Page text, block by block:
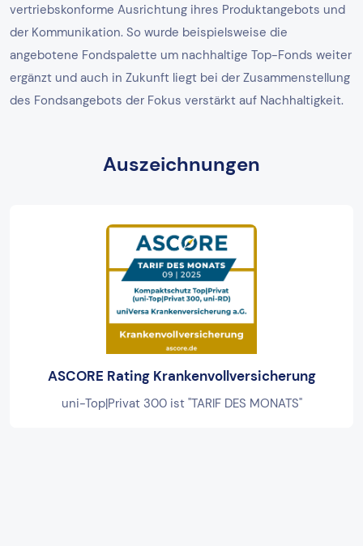
vertriebskonforme Ausrichtung ihres Produktangebots und
der Kommunikation. So wurde beispielsweise die
angebotene Fondspalette um nachhaltige Top-Fonds weiter
ergänzt und auch in Zukunft liegt bei der Zusammenstellung
des Fondsangebots der Fokus verstärkt auf Nachhaltigkeit.
Auszeichnungen
ASCORE Rating Krankenvollversicherung
uni-Top|Privat 300 ist "TARIF DES MONATS"